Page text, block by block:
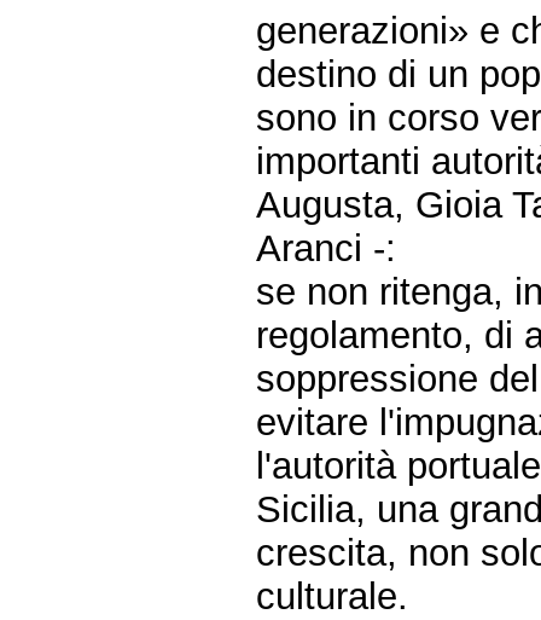
generazioni» e
destino di un
sono in corso
importanti
Augusta, Gioia
Aranci -:
se non ritenga,
regolamento, di
soppressione
evitare
l'autorità
Sicilia, una
crescita, non
culturale.